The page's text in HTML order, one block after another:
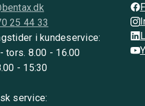
25 44 33
i kundeservice:
tors. 8.00 - 16.00
- 15:30
service: